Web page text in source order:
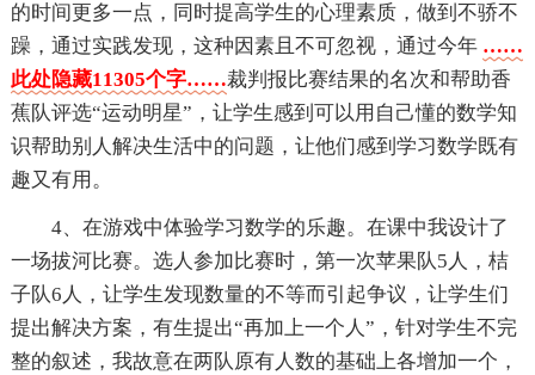
的时间更多一点，同时提高学生的心理素质，做到不骄不
躁，通过实践发现，这种因素且不可忽视，通过今年 ……
此处隐藏11305个字……裁判报比赛结果的名次和帮助香
蕉队评选“运动明星”，让学生感到可以用自己懂的数学知
识帮助别人解决生活中的问题，让他们感到学习数学既有
趣又有用。
4、在游戏中体验学习数学的乐趣。在课中我设计了
一场拔河比赛。选人参加比赛时，第一次苹果队5人，桔
子队6人，让学生发现数量的不等而引起争议，让学生们
提出解决方案，有生提出“再加上一个人”，针对学生不完
整的叙述，我故意在两队原有人数的基础上各增加一个，